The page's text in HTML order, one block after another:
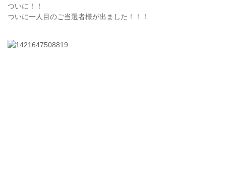
ついに！！
ついに一人目のご当選者様が出ました！！！